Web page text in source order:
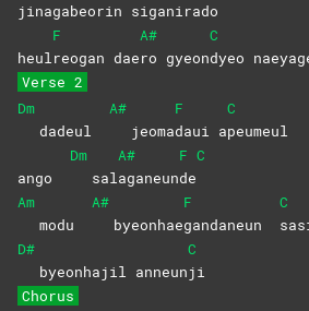
jinagabeorin siganirado
heul
F
reogan dae
A#
ro gyeon
C
dyeo
Verse 2
Dm
dadeul
A#
jeoma
F
daui a
C
peumeul
ango
Dm
sal
A#
aganeun
F
de
C
Am
modu
A#
byeonhae
F
gandaneun
C
D#
byeonhajil anneun
C
ji
Chorus